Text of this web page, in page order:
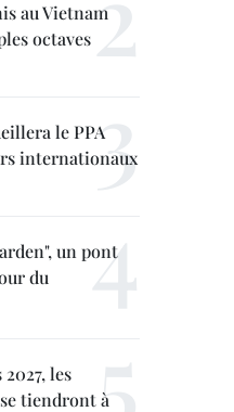
au Vietnam
octaves
le PPA
internationaux
un pont
du
les
tiendront à